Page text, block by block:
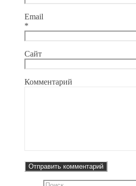
Email
*
Сайт
Комментарий